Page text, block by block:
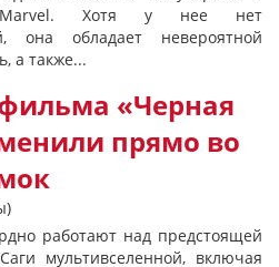
Хотя у нее нет
она обладает невероятной
а также...
«Черная
прямо во
работают над предстоящей
мультивселенной, включая